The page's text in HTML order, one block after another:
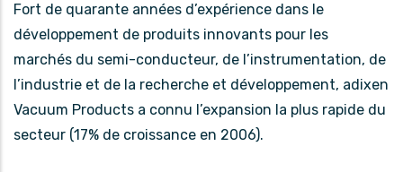
Fort de quarante années d’expérience dans le
développement de produits innovants pour les
marchés du semi-conducteur, de l’instrumentation, de
l’industrie et de la recherche et développement, adixen
Vacuum Products a connu l’expansion la plus rapide du
secteur (17% de croissance en 2006).